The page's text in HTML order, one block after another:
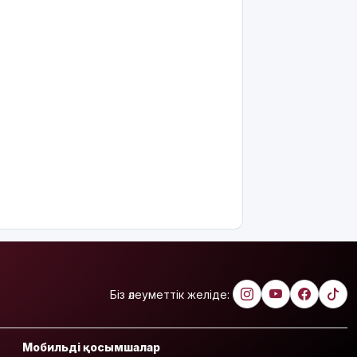
Біз әлеуметтік желіде:
Мобильді қосымшалар